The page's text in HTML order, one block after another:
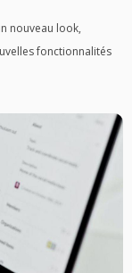
nouveau look,
fonctionnalités